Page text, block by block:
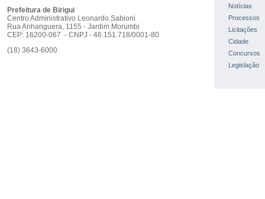
Prefeitura de Birigui
Centro Administrativo Leonardo Sabioni
Rua Anhanguera, 1155 - Jardim Morumbi
CEP: 16200-067 - CNPJ - 46.151.718/0001-80
(18) 3643-6000
Notícias
Processos
Licitações
Cidade
Concursos
Legislação